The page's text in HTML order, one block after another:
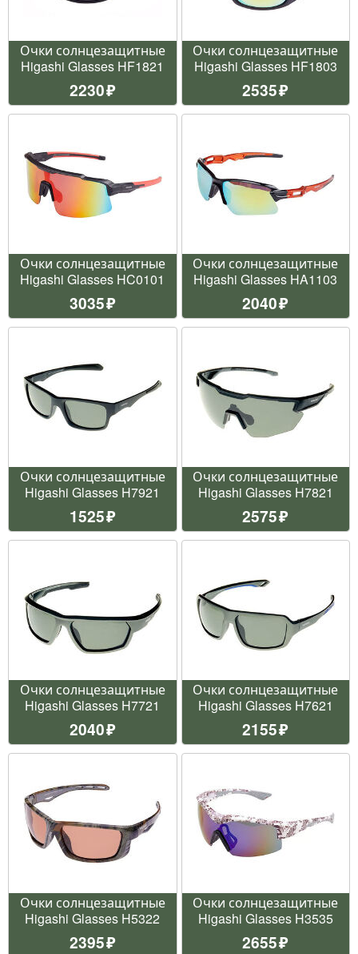
Очки солнцезащитные
Higashi Glasses HF1821
2230
Очки солнцезащитные
Higashi Glasses HF1803
2535
Очки солнцезащитные
Higashi Glasses HC0101
3035
Очки солнцезащитные
Higashi Glasses HA1103
2040
Очки солнцезащитные
Higashi Glasses H7921
1525
Очки солнцезащитные
Higashi Glasses H7821
2575
Очки солнцезащитные
Higashi Glasses H7721
2040
Очки солнцезащитные
Higashi Glasses H7621
2155
Очки солнцезащитные
Higashi Glasses H5322
2395
Очки солнцезащитные
Higashi Glasses H3535
2655